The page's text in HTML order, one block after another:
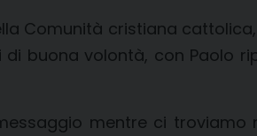
Comunità cristiana
buona volontà, con Paolo
mentre ci